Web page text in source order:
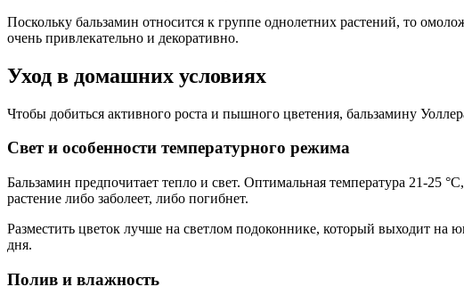
Поскольку бальзамин относится к группе однолетних растений, то
очень привлекательно и декоративно.
Уход в домашних условиях
Чтобы добиться активного роста и пышного цветения, бальзамину
Свет и особенности температурного режима
Бальзамин предпочитает тепло и свет. Оптимальная температура 21-25
растение либо заболеет, либо погибнет.
Разместить цветок лучше на светлом подоконнике, который выходит на
дня.
Полив и влажность